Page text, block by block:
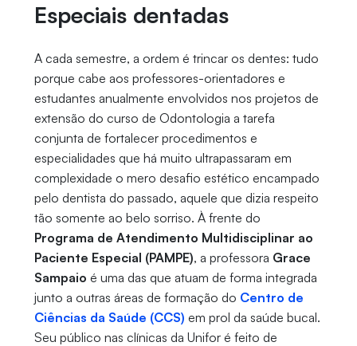
Especiais dentadas
A cada semestre, a ordem é trincar os dentes: tudo
porque cabe aos professores-orientadores e
estudantes anualmente envolvidos nos projetos de
extensão do curso de Odontologia a tarefa
conjunta de fortalecer procedimentos e
especialidades que há muito ultrapassaram em
complexidade o mero desafio estético encampado
pelo dentista do passado, aquele que dizia respeito
tão somente ao belo sorriso. À frente do
Programa de Atendimento Multidisciplinar ao
Paciente Especial (PAMPE), a professora Grace
Sampaio é uma das que atuam de forma integrada
junto a outras áreas de formação do Centro de
Ciências da Saúde (CCS) em prol da saúde bucal.
Seu público nas clínicas da Unifor é feito de